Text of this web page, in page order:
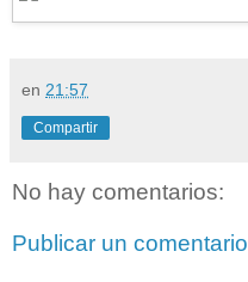
en 21:57
Compartir
No hay comentarios:
Publicar un comentario